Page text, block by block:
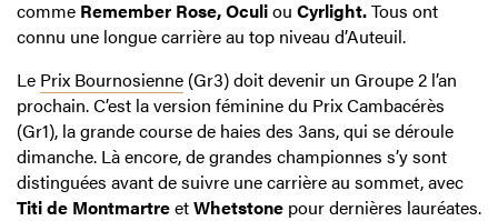
comme Remember Rose, Oculiou Cyrlight.Tous ont
connu une longue carrière au top niveau d’Auteuil.
Le Prix Bournosienne (Gr3) doit devenir un Groupe 2 l’an
prochain. C’est la version féminine du Prix Cambacérès
(Gr1), la grande course de haies des 3ans, qui se déroule
dimanche. Là encore, de grandes championnes s’y sont
distinguées avant de suivre une carrière au sommet, avec
Titi de MontmartreetWhetstone pour dernières lauréates.